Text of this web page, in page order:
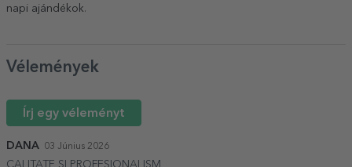
napi ajándékok.
Vélemények
Írj egy véleményt
DANA 03 Június 2026